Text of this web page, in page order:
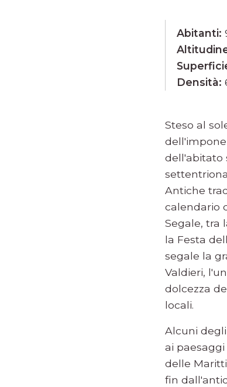
Abitanti:
Densità:
Steso al
dell'abitato
Antiche
calendario
Segale, tra
la Festa
segale la
Valdieri,
dolcezza
locali.
Alcuni
ai
delle
fin